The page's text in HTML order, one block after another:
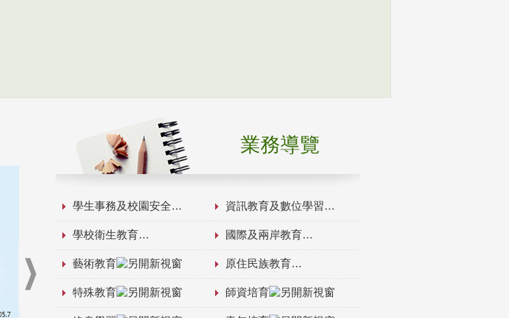
業務導覽
學生事務及校園安全 資訊教育及數位學習
學校衛生教育 國際及兩岸教育
藝術教育 原住民族教育
特殊教育 師資培育